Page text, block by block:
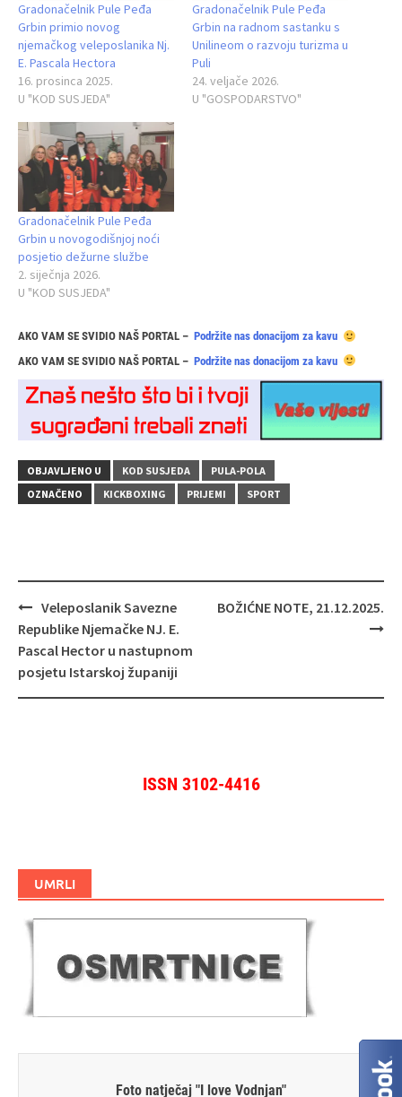
Gradonačelnik Pule Peđa
Grbin primio novog
njemačkog veleposlanika Nj.
E. Pascala Hectora
16. prosinca 2025.
U "KOD SUSJEDA"
Gradonačelnik Pule Peđa
Grbin na radnom sastanku s
Unilineom o razvoju turizma u
Puli
24. veljače 2026.
U "GOSPODARSTVO"
Gradonačelnik Pule Peđa
Grbin u novogodišnjoj noći
posjetio dežurne službe
2. siječnja 2026.
U "KOD SUSJEDA"
AKO VAM SE SVIDIO NAŠ PORTAL – Podržite nas donacijom za kavu
AKO VAM SE SVIDIO NAŠ PORTAL – Podržite nas donacijom za kavu
OBJAVLJENO U KOD SUSJEDA
PULA-POLA
OZNAČENO
KICKBOXING PRIJEMI SPORT
Navigacija
objava
Veleposlanik Savezne
Republike Njemačke NJ. E.
Pascal Hector u nastupnom
posjetu Istarskoj županiji
BOŽIĆNE NOTE, 21.12.2025.
ISSN 3102-4416
UMRLI
Foto natječaj "I love Vodnjan"